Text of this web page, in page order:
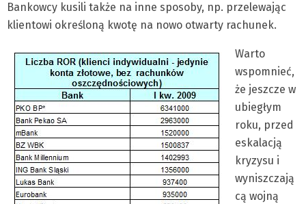
Bankowcy kusili także na inne sposoby, np. przelewając
klientowi określoną kwotę na nowo otwarty rachunek.
Warto
wspomnieć,
że jeszcze w
ubiegłym
roku, przed
eskalacją
kryzysu i
wyniszczają
cą wojną